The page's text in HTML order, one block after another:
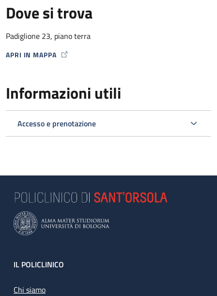
Dove si trova
Padiglione 23, piano terra
APRI IN MAPPA
MAP ICON
Informazioni utili
Accesso e prenotazione
Footer
IL POLICLINICO
Chi siamo